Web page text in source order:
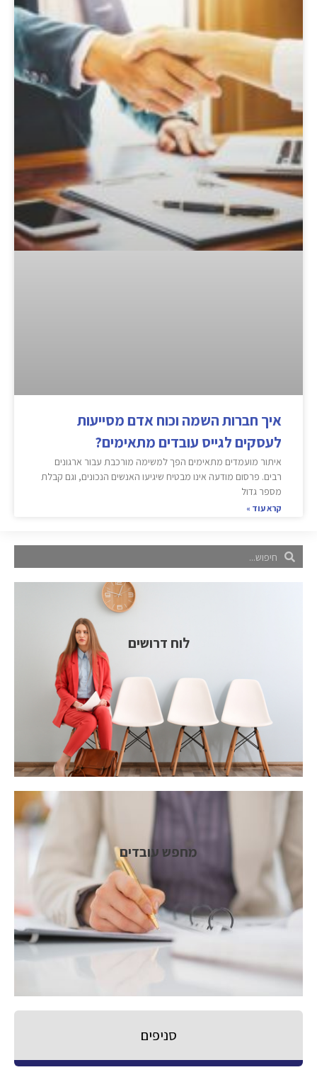
איך חברות השמה וכוח אדם מסייעות
לעסקים לגייס עובדים מתאימים?
איתור מועמדים מתאימים הפך למשימה מורכבת עבור ארגונים
רבים. פרסום מודעה אינו מבטיח שיגיעו האנשים הנכונים, וגם קבלת
מספר גדול
קרא עוד »
לוח דרושים
מחפש עובדים
סניפים